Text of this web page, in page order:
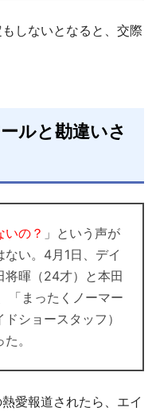
しないとなると、交際
ルと勘違いさ
の？ 」という声が
い。4月1日、デイ
将暉（24才）と本田
「まったくノーマー
ショースタッフ）
。
愛報道されたら、エイ